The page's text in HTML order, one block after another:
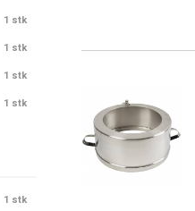
1 stk
1 stk
1 stk
1 stk
1 stk